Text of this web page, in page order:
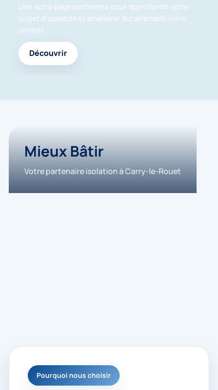
Une autre page pertinente pour approfondir votre
projet d’isolation et améliorer durablement votre
confort.
Découvrir
Mieux Bâtir
Votre partenaire isolation à Carry-le-Rouet
Pourquoi nous choisir